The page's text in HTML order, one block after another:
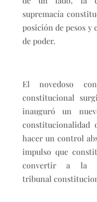
supremacía
posición de pesos y
de poder.
El novedoso
constitucional
inauguró un
hacer un control
impulso que
convertir a la
tribunal